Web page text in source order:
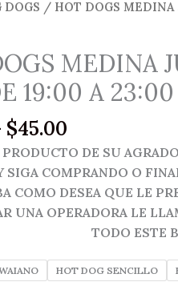
DOGS / HOT DOGS MEDINA
MEDINA
19:00 A 23:00
$45.00
de
precios:
desde
$30.00
hasta
DE SU
SIGA COMPRANDO O
COMO DESEA QUE LE
UNA OPERADORA LE
TODO ESTE
HOT DOG SENCILLO